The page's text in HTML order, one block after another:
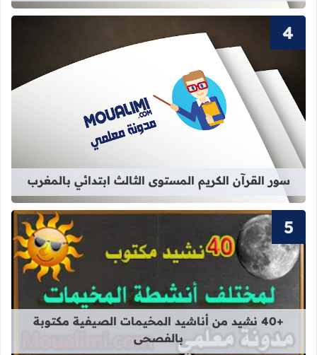
قراءة المزيد عن سور القرآن الكريم
سور القرآن الكريم المستوى الثالث ابتدائي بالمغرب
قراءة المزيد عن +40 نشيد من أناشيد المخيمات الصيفية مكتوبة بالفصحى
+40 نشيد من أناشيد المخيمات الصيفية مكتوبة
بالفصحى